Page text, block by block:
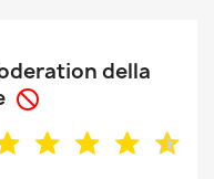
della
